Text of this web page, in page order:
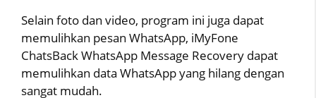
Selain foto dan video, program ini juga dapat
memulihkan pesan WhatsApp, iMyFone
ChatsBack WhatsApp Message Recovery dapat
memulihkan data WhatsApp yang hilang dengan
sangat mudah.